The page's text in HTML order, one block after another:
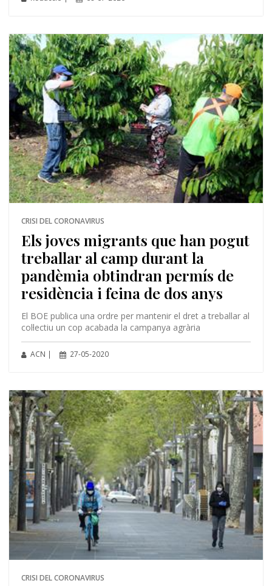
CRISI DEL CORONAVIRUS
Els joves migrants que han pogut
treballar al camp durant la
pandèmia obtindran permís de
residència i feina de dos anys
El BOE publica una ordre per mantenir el dret a treballar al
col·lectiu un cop acabada la campanya agrària
ACN | 27-05-2020
CRISI DEL CORONAVIRUS